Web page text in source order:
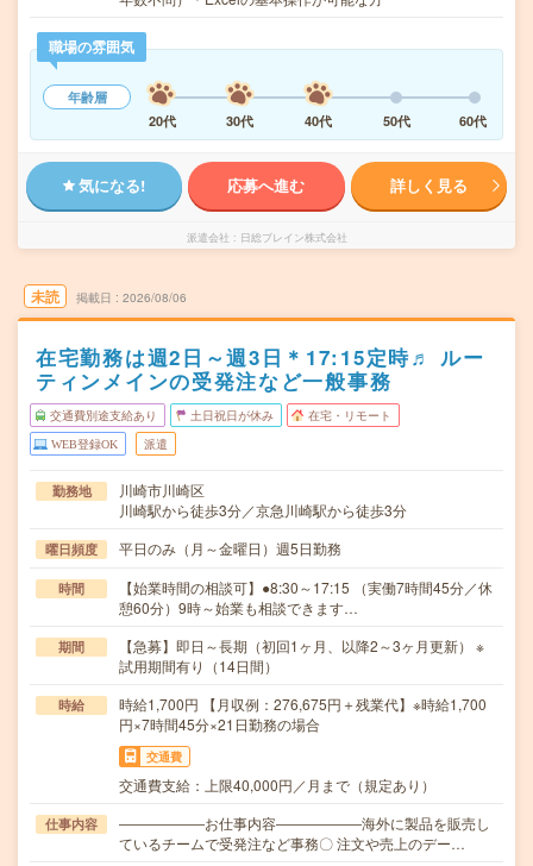
職場の雰囲気
年齢層
20代
30代 40代 50代 60代
気になる! 応募へ進む 詳しく見る
派遣会社 日総ブレイン株式会社
未読 掲載日 2026/08/06
在宅勤務は週2日～週3日＊17:15定時♬ ルー
ティンメインの受発注など一般事務
交通費別途支給あり 土日祝日が休み 在宅・リモート
WEB登録OK 派遣
勤務地
川崎市川崎区
川崎駅から徒歩3分／京急川崎駅から徒歩3分
曜日頻度 平日のみ（月～金曜日）週5日勤務
時間
【始業時間の相談可】●8:30～17:15 （実働7時間45分／休
憩60分）9時～始業も相談できます…
期間
【急募】即日～長期（初回1ヶ月、以降2～3ヶ月更新） ※
試用期間有り（14日間）
時給
時給1,700円 【月収例：276,675円＋残業代】※時給1,700
円×7時間45分×21日勤務の場合
交通費
交通費支給：上限40,000円／月まで（規定あり）
仕事内容
――――――お仕事内容――――――海外に製品を販売し
ているチームで受発注など事務〇 注文や売上のデー…